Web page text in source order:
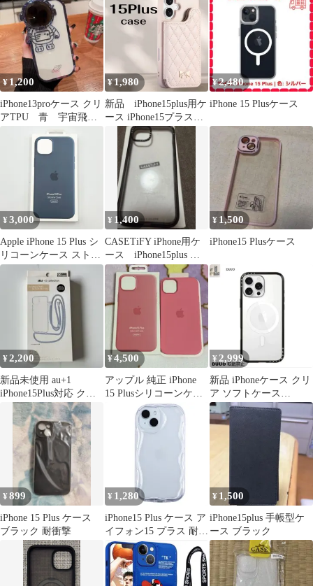
16Plus 16e 17ProMax
17Pro 17Air 15ProMax
15Pro 15Plus 紫 クリア
レンズ保護＃＃＃
¥ 1,200
iPhone13proケース クリ
アTPU 青 宇宙飛行
士iphoneケース
¥1,980
新品 iPhone15plus用ケ
ース iPhone15プラス用
ケース 手帳型 多機
能スマホケース フリ
ーポケット カード収
納 ミラー付き スタ
ンド 大人可愛い 保護ケ
ース
¥2,480
iPhone 15 Plusケース
¥3,000
Apple iPhone 15 Plus シ
リコーンケース ストー
ムブルー 【24時間以内
発送･未開封品✨️】
¥ 1,400
CASETiFY iPhone用ケ
ース iPhone15plus ク
リアケース
¥ 1,500
iPhone15 Plusケース
¥2,200
新品未使用 au+1
iPhone15Plus対応 クリ
ア ネックストラップ付
¥4,500
アップル 純正 iPhone
15 Plusシリコーンケー
ス ピンク
¥ 2,999
新品 iPhoneケース クリ
ア ソフトケース
CASETiFY MagSafe対応
ケースティファイ 耐衝
撃 透明スマホケース
iPhone16pro/16pro
max/iPhone15Pro/iPhone
¥899
iPhone 15 Plus ケース
ブラック 耐衝撃
¥ 1,280
iPhone15 Plus ケース ア
イフォン15 プラス 耐衝
撃 韓国 ソフト ケース
【Color】 15Plus
¥ 1,500
iPhone15plus 手帳型ケ
ース ブラック